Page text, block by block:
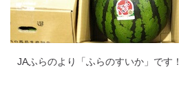
JAふらのより「ふらのすいか」です！